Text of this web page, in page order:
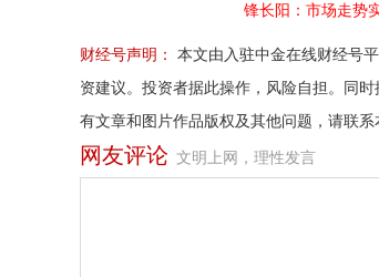
锋长阳：市场走势
财经号声明：
本文由入驻中金在线财经号
资建议。投资者据此操作，风险自担。同
有文章和图片作品版权及其他问题，请联系
网友评论 文明上网，理性发言